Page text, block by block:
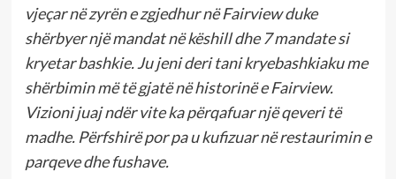
vjeçar në zyrën e zgjedhur në Fairview duke
shërbyer një mandat në këshill dhe 7 mandate si
kryetar bashkie. Ju jeni deri tani kryebashkiaku me
shërbimin më të gjatë në historinë e Fairview.
Vizioni juaj ndër vite ka përqafuar një qeveri të
madhe. Përfshirë por pa u kufizuar në restaurimin e
parqeve dhe fushave.